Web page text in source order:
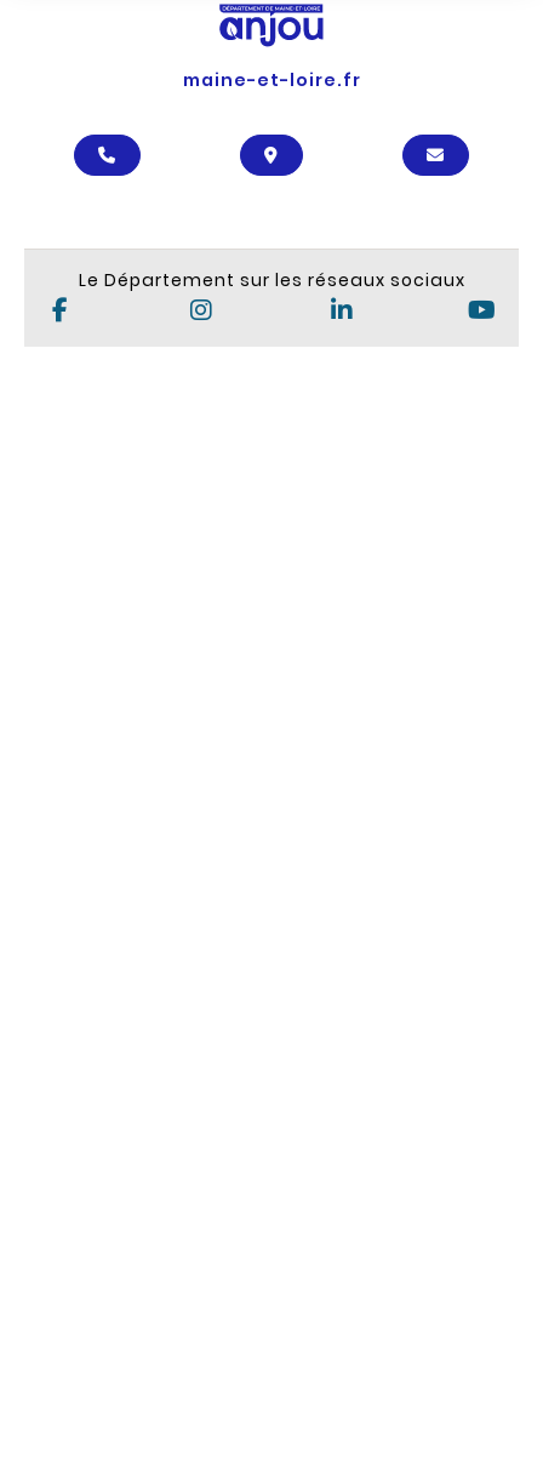
maine-et-loire.fr
APPELER LE DÉPARTEMENT
LOCALISER LE
Le Département sur les réseaux sociaux
Page Facebook du Département
Compte Instagram du
Page